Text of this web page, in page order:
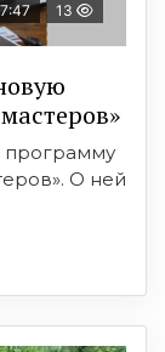
13
программу
О ней